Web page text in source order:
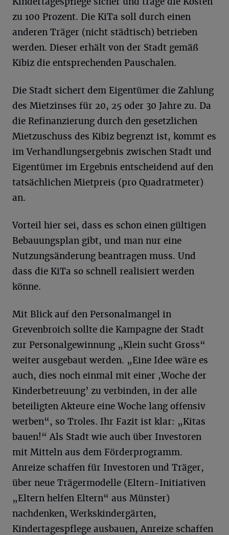
zu 100 Prozent. Die KiTa soll durch einen
anderen Träger (nicht städtisch) betrieben
werden. Dieser erhält von der Stadt gemäß
Kibiz die entsprechenden Pauschalen.
Die Stadt sichert dem Eigentümer die Zahlung
des Mietzinses für 20, 25 oder 30 Jahre zu. Da
die Refinanzierung durch den gesetzlichen
Mietzuschuss des Kibiz begrenzt ist, kommt es
im Verhandlungsergebnis zwischen Stadt und
Eigentümer im Ergebnis entscheidend auf den
tatsächlichen Mietpreis (pro Quadratmeter)
an.
Vorteil hier sei, dass es schon einen gültigen
Bebauungsplan gibt, und man nur eine
Nutzungsänderung beantragen muss. Und
dass die KiTa so schnell realisiert werden
könne.
Mit Blick auf den Personalmangel in
Grevenbroich sollte die Kampagne der Stadt
zur Personalgewinnung „Klein sucht Gross“
weiter ausgebaut werden. „Eine Idee wäre es
auch, dies noch einmal mit einer ,Woche der
Kinderbetreuung’ zu verbinden, in der alle
beteiligten Akteure eine Woche lang offensiv
werben“, so Troles. Ihr Fazit ist klar: „Kitas
bauen!“ Als Stadt wie auch über Investoren
mit Mitteln aus dem Förderprogramm.
Anreize schaffen für Investoren und Träger,
über neue Trägermodelle (Eltern-Initiativen
„Eltern helfen Eltern“ aus Münster)
nachdenken, Werkskindergärten,
Kindertagespflege ausbauen, Anreize schaffen